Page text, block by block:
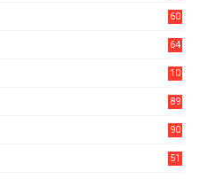
60
64
10
89
90
51